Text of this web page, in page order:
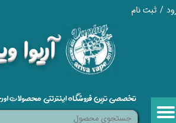
/ ثبت نام
حساب کاربری من
خروج از حساب کاربری
تخصصی ترین فروشگاه اینترنتی محصولات